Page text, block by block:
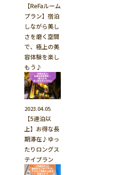
【ReFaルーム
プラン】宿泊
しながら美し
さを磨く空間
で、極上の美
容体験を楽し
もう♪
2023.04.05
【5連泊以
上】お得な長
期滞在♪ゆっ
たりロングス
テイプラン